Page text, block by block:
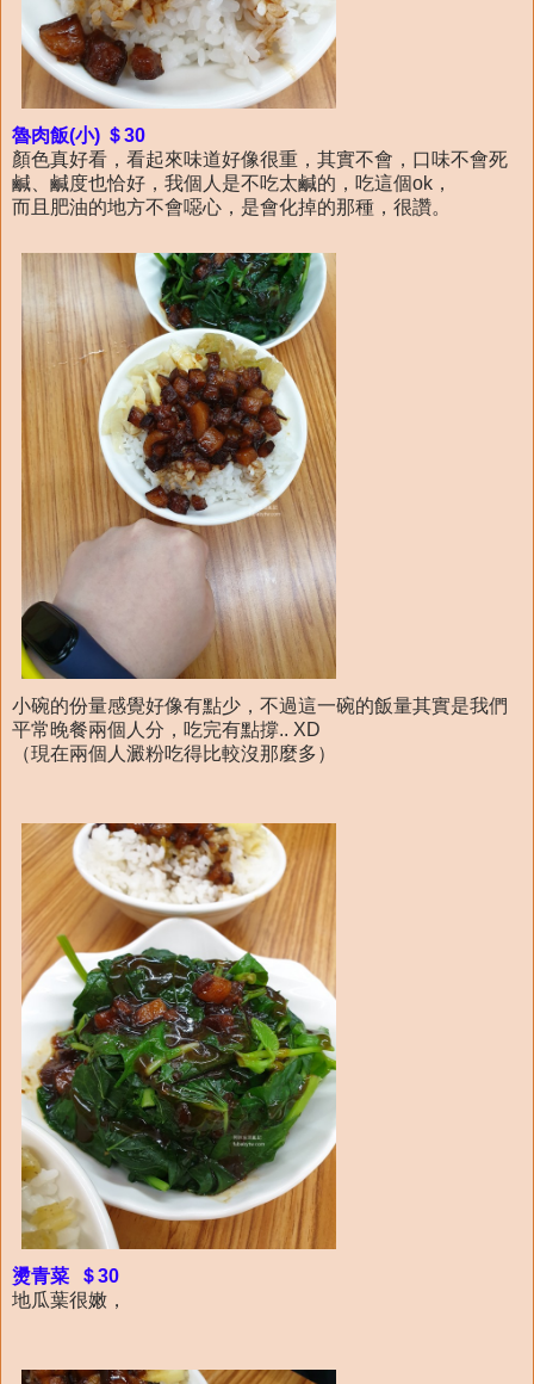
魯肉飯(小) ＄30
顏色真好看，看起來味道好像很重，其實不會，口味不會死
鹹、鹹度也恰好，我個人是不吃太鹹的，吃這個ok，
而且肥油的地方不會噁心，是會化掉的那種，很讚。
小碗的份量感覺好像有點少，不過這一碗的飯量其實是我們
平常晚餐兩個人分，吃完有點撐.. XD
（現在兩個人澱粉吃得比較沒那麼多）
燙青菜 ＄30
地瓜葉很嫩，